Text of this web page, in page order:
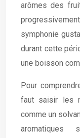
arômes des
symphonie
durant cette
une boisson
Pour
faut saisir les
comme un
aromatiques